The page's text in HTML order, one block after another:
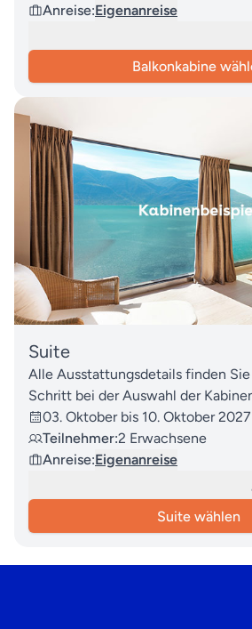
Anreise:Eigenanreise
Balkonkabine
Suite
Alle Ausstattungsdetails finden
Schritt bei der Auswahl der
03. Oktober bis 10. Oktober 2027
Teilnehmer:2 Erwachsene
Anreise:Eigenanreise
Suite wählen